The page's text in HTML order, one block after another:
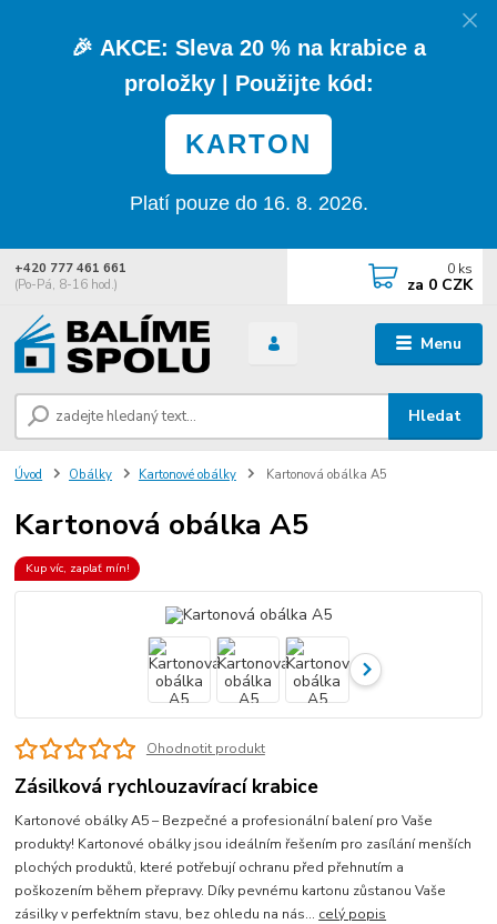
🎉 AKCE: Sleva 20 % na krabice a
proložky| Použijte kód:
KARTON
Platí pouze do 16. 8. 2026.
Menu
Hledat
+420 777 461 661
(Po-Pá, 8-16 hod.)
0 ks
za 0 CZK
Úvod Obálky Kartonové obálky Kartonová obálka A5
Kartonová obálka A5
Kup víc, zaplať mín!
Ohodnotit produkt
Zásilková rychlouzavírací krabice
Kartonové obálky A5 – Bezpečné a profesionální balení pro Vaše
produkty! Kartonové obálky jsou ideálním řešením pro zasílání menších
plochých produktů, které potřebují ochranu před přehnutím a
poškozením během přepravy. Díky pevnému kartonu zůstanou Vaše
zásilky v perfektním stavu, bez ohledu na nás... celý popis